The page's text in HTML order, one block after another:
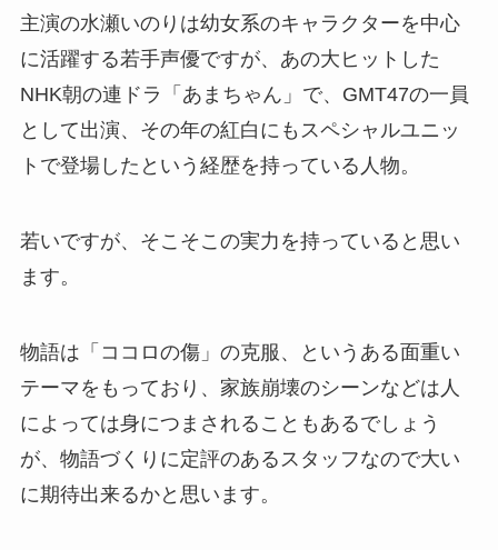
主演の水瀬いのりは幼女系のキャラクターを中心
に活躍する若手声優ですが、あの大ヒットした
NHK朝の連ドラ「あまちゃん」で、GMT47の一員
として出演、その年の紅白にもスペシャルユニッ
トで登場したという経歴を持っている人物。
若いですが、そこそこの実力を持っていると思い
ます。
物語は「ココロの傷」の克服、というある面重い
テーマをもっており、家族崩壊のシーンなどは人
によっては身につまされることもあるでしょう
が、物語づくりに定評のあるスタッフなので大い
に期待出来るかと思います。